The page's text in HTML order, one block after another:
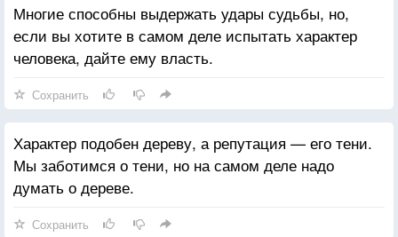
Многие способны выдержать удары судьбы, но,
если вы хотите в самом деле испытать характер
человека, дайте ему власть.
Сохранить
Характер подобен дереву, а репутация — его тени.
Мы заботимся о тени, но на самом деле надо
думать о дереве.
Сохранить